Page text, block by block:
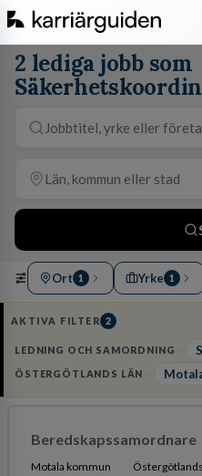
2 lediga jobb som
Ort 1 Yrke 1
AKTIVA FILTER 2
LEDNING OCH SAMORDNING
ÖSTERGÖTLANDS LÄN
Beredskapssamordnare
Motala kommun